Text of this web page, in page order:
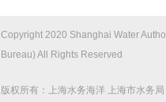
Copyright 2020 Shanghai Water
Bureau) All Rights Reserved
版权所有：上海水务海洋 上海市水务